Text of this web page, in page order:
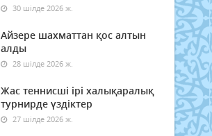
30 шілде 2026 ж.
Айзере шахматтан қос алтын
алды
28 шілде 2026 ж.
Жас теннисші ірі халықаралық
турнирде үздіктер
27 шілде 2026 ж.